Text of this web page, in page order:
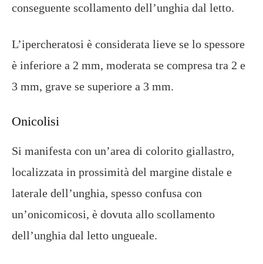
conseguente scollamento dell’unghia dal letto.
L’ipercheratosi è considerata lieve se lo spessore
è inferiore a 2 mm, moderata se compresa tra 2 e
3 mm, grave se superiore a 3 mm.
Onicolisi
Si manifesta con un’area di colorito giallastro,
localizzata in prossimità del margine distale e
laterale dell’unghia, spesso confusa con
un’onicomicosi, è dovuta allo scollamento
dell’unghia dal letto ungueale.